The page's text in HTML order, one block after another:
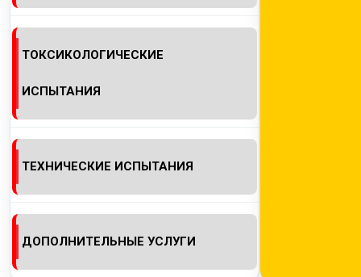
ТОКСИКОЛОГИЧЕСКИЕ
ИСПЫТАНИЯ
ТЕХНИЧЕСКИЕ ИСПЫТАНИЯ
ДОПОЛНИТЕЛЬНЫЕ УСЛУГИ